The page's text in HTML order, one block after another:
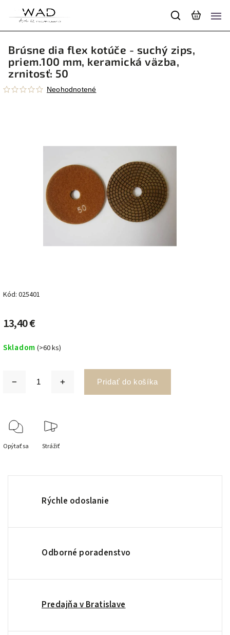
Brúsne dia flex kotúče - suchý zips,
priem.100 mm, keramická väzba,
zrnitosť: 50
Neohodnotené
Kód: 025401
13,40 €
Skladom (>60 ks)
Pridať do košíka
Opýtať sa Strážiť
Rýchle odoslanie
Odborné poradenstvo
Predajňa v Bratislave